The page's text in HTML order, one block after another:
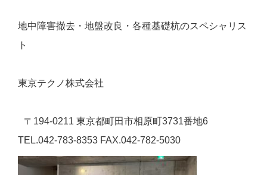
地中障害撤去・地盤改良・各種基礎杭のスペシャリス
ト
東京テクノ株式会社
〒194-0211 東京都町⽥市相原町3731番地6
TEL.042-783-8353 FAX.042-782-5030